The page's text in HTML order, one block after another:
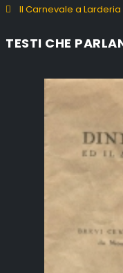
Il Carnevale a Larderia
TESTI CHE